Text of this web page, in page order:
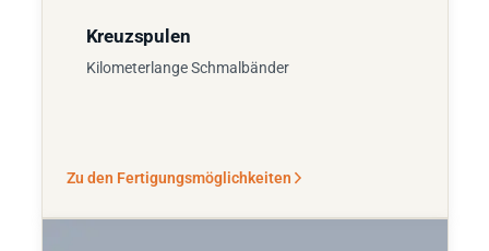
Kreuzspulen
Kilometerlange Schmalbänder
Zu den Fertigungsmöglichkeiten